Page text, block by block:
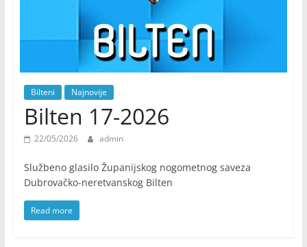
Bilteni Najnovije
Bilten 17-2026
22/05/2026 admin
Službeno glasilo Županijskog nogometnog saveza
Dubrovačko-neretvanskog Bilten
Read more